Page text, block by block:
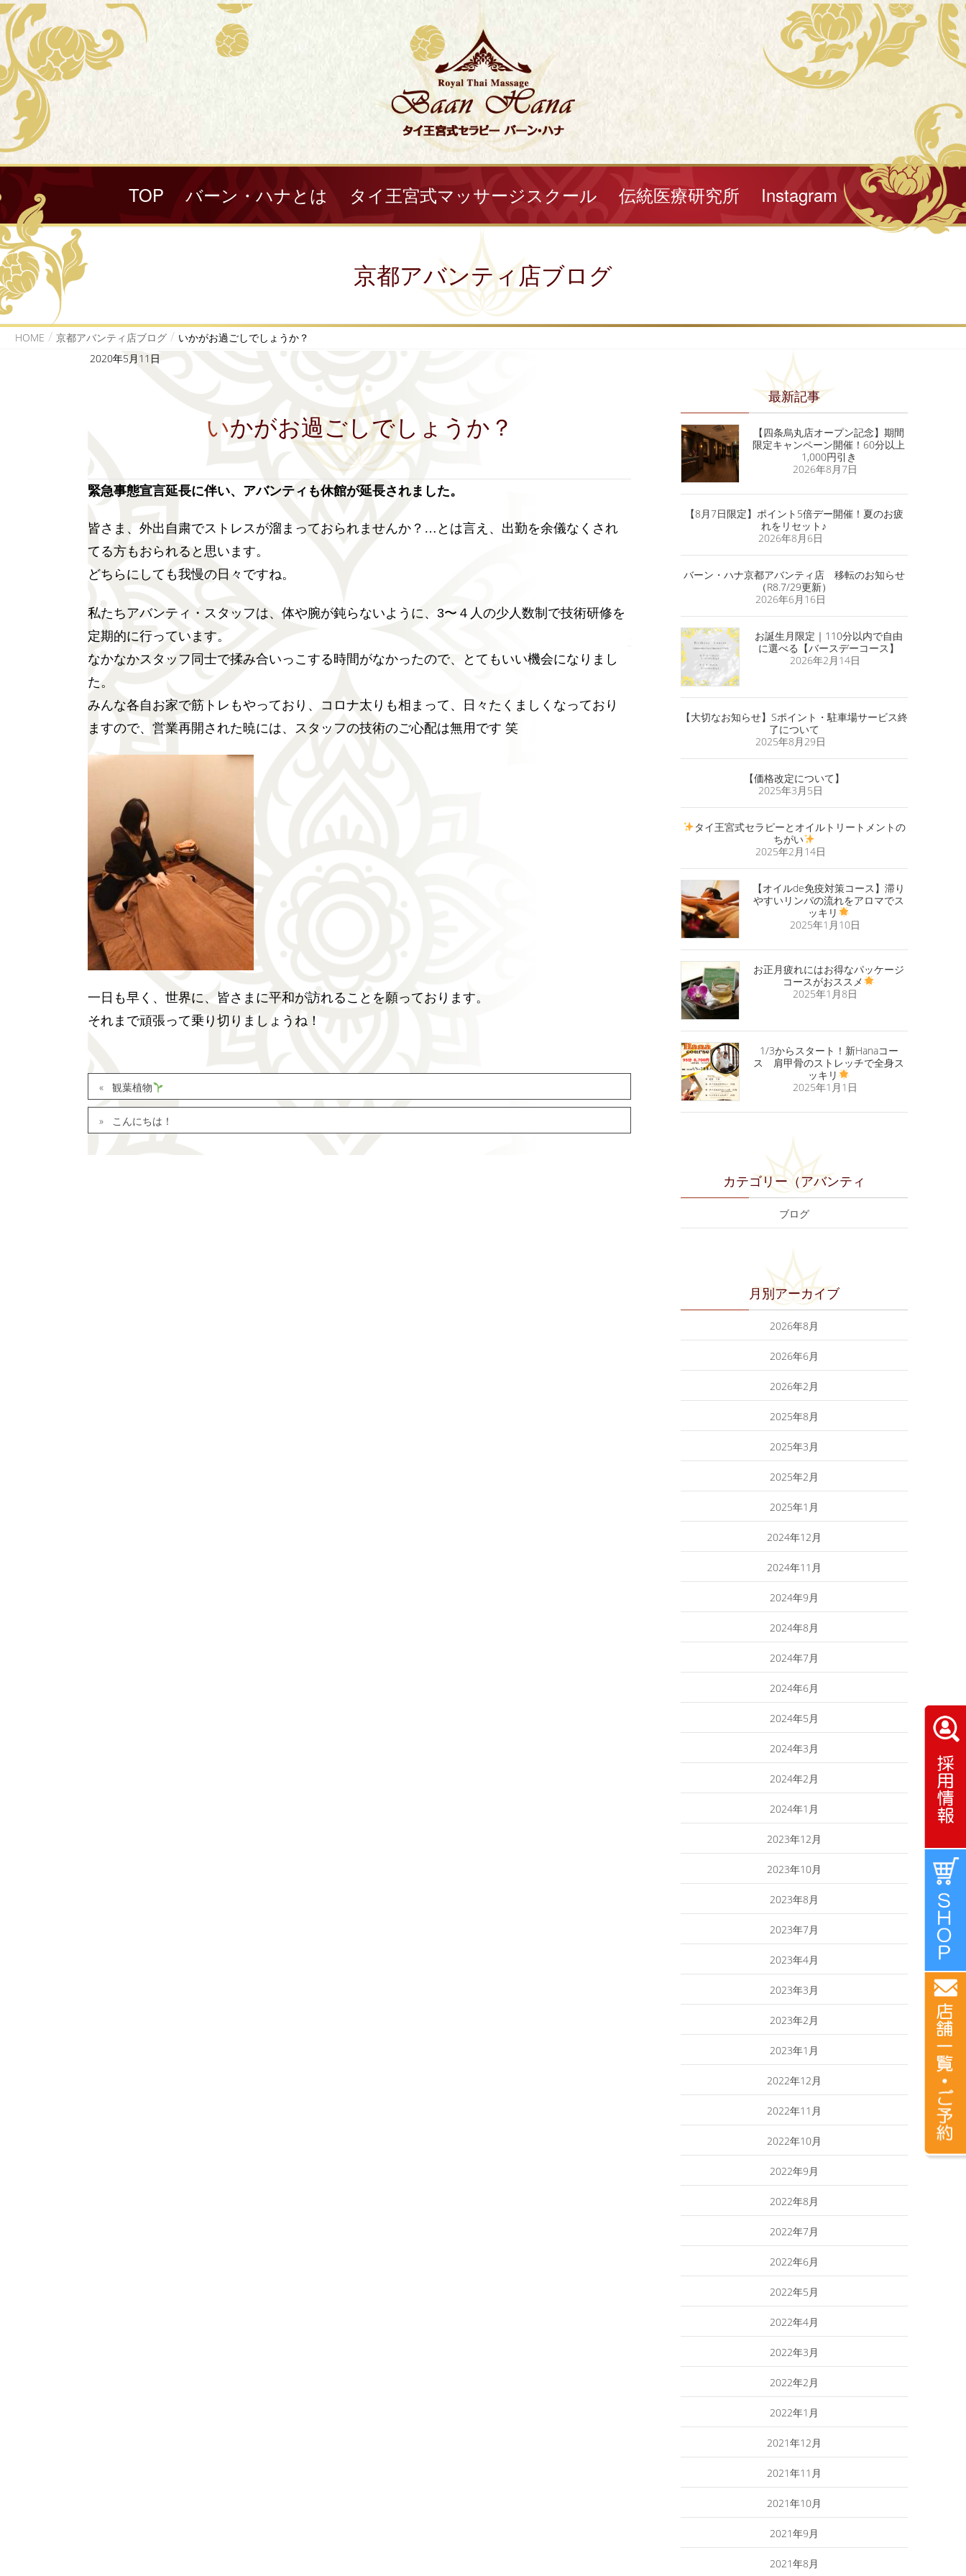
TOP バーン・ハナとは タイ王宮式マッサージスクール 伝統医療研究所 Instagram
京都アバンティ店ブログ
HOME 京都アバンティ店ブログ いかがお過ごしでしょうか？
2020年5月11日
いかがお過ごしでしょうか？
緊急事態宣言延長に伴い、アバンティも休館が延長されました。
皆さま、外出自粛でストレスが溜まっておられませんか？…とは言え、出勤を余儀なくされ
てる方もおられると思います。
どちらにしても我慢の日々ですね。
私たちアバンティ・スタッフは、体や腕が鈍らないように、3〜４人の少人数制で技術研修を
定期的に行っています。
なかなかスタッフ同士で揉み合いっこする時間がなかったので、とてもいい機会になりまし
た。
みんな各自お家で筋トレもやっており、コロナ太りも相まって、日々たくましくなっており
ますので、営業再開された暁には、スタッフの技術のご心配は無用です 笑
一日も早く、世界に、皆さまに平和が訪れることを願っております。
それまで頑張って乗り切りましょうね！
観葉植物
こんにちは！
最新記事
【四条烏丸店オープン記念】期間
限定キャンペーン開催！60分以上
1,000円引き
2026年8月7日
【8月7日限定】ポイント5倍デー開催！夏のお疲
れをリセット♪
2026年8月6日
バーン・ハナ京都アバンティ店 移転のお知らせ
（R8.7/29更新）
2026年6月16日
お誕生月限定｜110分以内で自由
に選べる【バースデーコース】
2026年2月14日
【大切なお知らせ】Sポイント・駐車場サービス終
了について
2025年8月29日
【価格改定について】
2025年3月5日
タイ王宮式セラピーとオイルトリートメントの
ちがい
2025年2月14日
【オイルde免疫対策コース】滞り
やすいリンパの流れをアロマでス
ッキリ
2025年1月10日
お正月疲れにはお得なパッケージ
コースがおススメ
2025年1月8日
1/3からスタート！新Hanaコー
ス 肩甲骨のストレッチで全身ス
ッキリ
2025年1月1日
カテゴリー（アバンティ
ブログ
月別アーカイブ
2026年8月
2026年6月
2026年2月
2025年8月
2025年3月
2025年2月
2025年1月
2024年12月
2024年11月
2024年9月
2024年8月
2024年7月
2024年6月
2024年5月
2024年3月
2024年2月
2024年1月
2023年12月
2023年10月
2023年8月
2023年7月
2023年4月
2023年3月
2023年2月
2023年1月
2022年12月
2022年11月
2022年10月
2022年9月
2022年8月
2022年7月
2022年6月
2022年5月
2022年4月
2022年3月
2022年2月
2022年1月
2021年12月
2021年11月
2021年10月
2021年9月
2021年8月